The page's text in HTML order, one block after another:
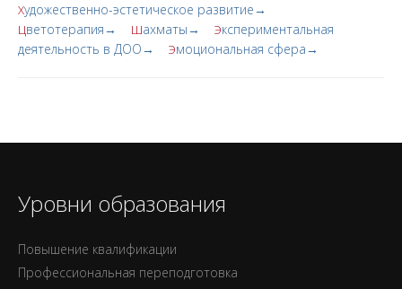
Художественно-эстетическое развитие→
Цветотерапия→ Шахматы→ Экспериментальная
деятельность в ДОО→
Эмоциональная сфера→
Уровни образования
Повышение квалификации
Профессиональная переподготовка